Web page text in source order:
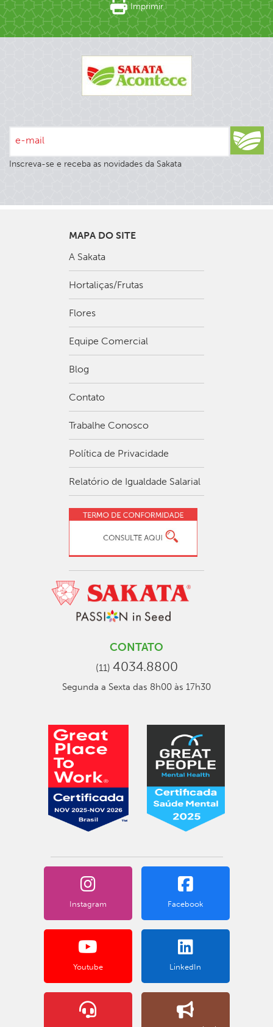
Imprimir
e-mail
Inscreva-se e receba as novidades da Sakata
MAPA DO SITE
A Sakata
Hortaliças/Frutas
Flores
Equipe Comercial
Blog
Contato
Trabalhe Conosco
Política de Privacidade
Relatório de Igualdade Salarial
CONTATO
(11) 4034.8800
Segunda a Sexta das 8h00 às 17h30
Instagram Facebook
Youtube LinkedIn